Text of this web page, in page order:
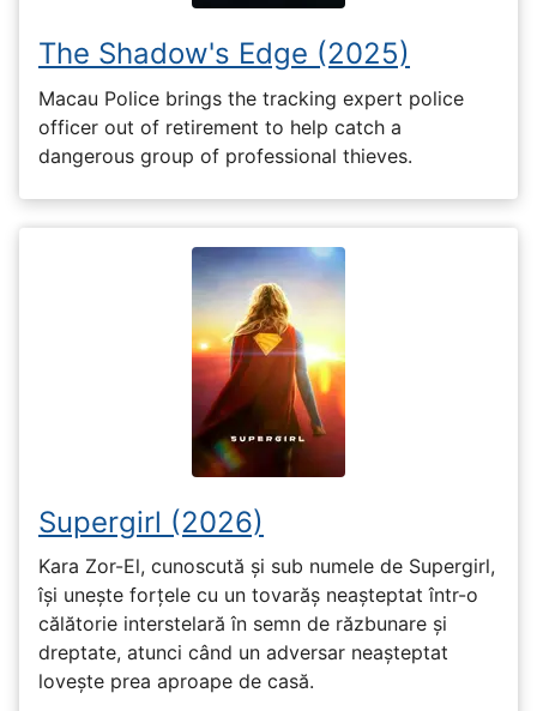
The Shadow's Edge (2025)
Macau Police brings the tracking expert police
officer out of retirement to help catch a
dangerous group of professional thieves.
Supergirl (2026)
Kara Zor-El, cunoscută și sub numele de Supergirl,
își unește forțele cu un tovarăș neașteptat într-o
călătorie interstelară în semn de răzbunare și
dreptate, atunci când un adversar neașteptat
lovește prea aproape de casă.